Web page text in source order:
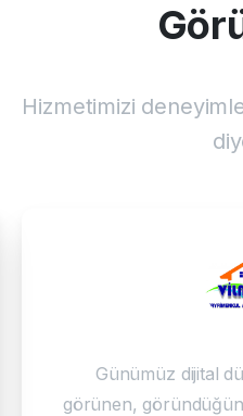
Gör
Hizmetimizi
Günümüz dijital
görünen,